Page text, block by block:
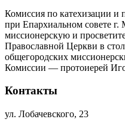
Комиссия по катехизации и
при Епархиальном совете
миссионерскую и
Православной Церкви в
общегородских
Комиссии — протоиерей
Контакты
ул. Лобачевского, 23